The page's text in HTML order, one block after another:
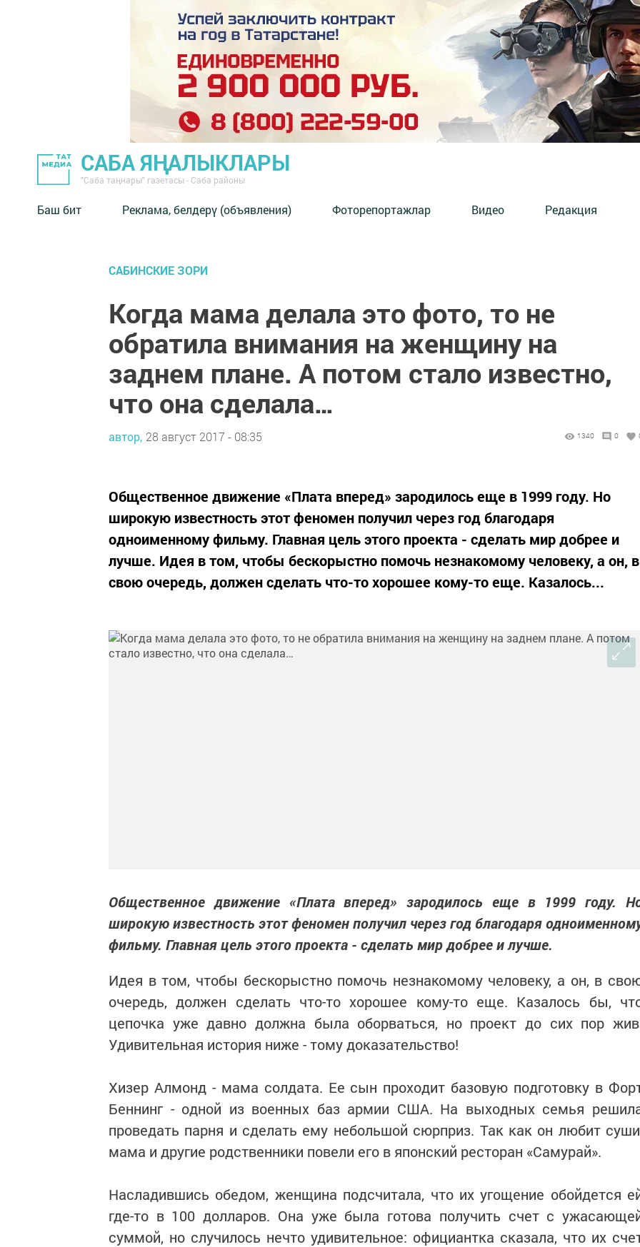
САБА ЯҢАЛЫКЛАРЫ
"Саба таңнары" газетасы - Саба районы
Баш бит Реклама, белдерү (объявления) Фоторепортажлар Видео Редакция
САБИНСКИЕ ЗОРИ
Когда мама делала это фото, то не
обратила внимания на женщину на
заднем плане. А потом стало известно,
что она сделала…
автор, 28 август 2017 - 08:35 1340 0
Общественное движение «Плата вперед» зародилось еще в 1999 году. Но
широкую известность этот феномен получил через год благодаря
одноименному фильму. Главная цель этого проекта - сделать мир добрее и
лучше. Идея в том, чтобы бескорыстно помочь незнакомому человеку, а он, в
свою очередь, должен сделать что-то хорошее кому-то еще. Казалось...
Общественное движение «Плата вперед» зародилось еще в 1999 году.
широкую известность этот феномен получил через год благодаря
фильму. Главная цель этого проекта - сделать мир добрее и лучше.
Идея в том, чтобы бескорыстно помочь незнакомому человеку, а он, в
очередь, должен сделать что-то хорошее кому-то еще. Казалось бы,
цепочка уже давно должна была оборваться, но проект до сих пор
Удивительная история ниже - тому доказательство!
Хизер Алмонд - мама солдата. Ее сын проходит базовую подготовку в
Беннинг - одной из военных баз армии США. На выходных семья
проведать парня и сделать ему небольшой сюрприз. Так как он любит
мама и другие родственники повели его в японский ресторан «Самурай».
Насладившись обедом, женщина подсчитала, что их угощение обойдется
где-то в 100 долларов. Она уже была готова получить счет с
суммой, но случилось нечто удивительное: официантка сказала, что их